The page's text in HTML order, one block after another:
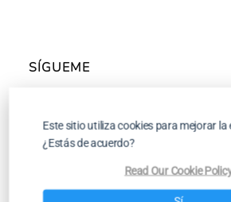
SÍGUEME
Este sitio utiliza cookies para mejorar la
¿Estás de acuerdo?
Read Our Cookie